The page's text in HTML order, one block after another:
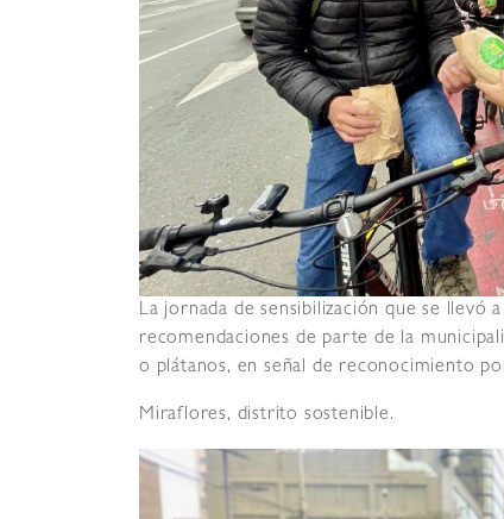
La jornada de sensibilización que se llevó
recomendaciones de parte de la
o plátanos, en señal de reconocimiento
Miraflores, distrito sostenible.